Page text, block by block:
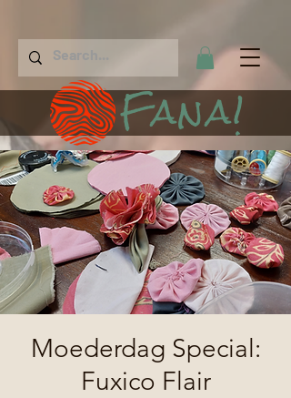
Fana!
Moederdag Special:
Fuxico Flair